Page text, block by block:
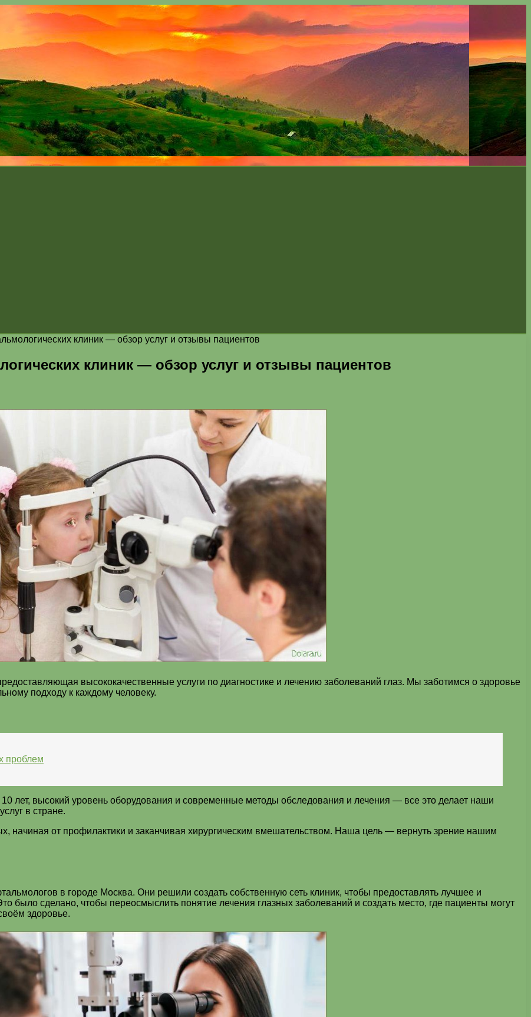
клиник — обзор услуг и отзывы пациентов
клиник — обзор услуг и отзывы пациентов
высококачественные услуги по диагностике и лечению заболеваний глаз. Мы заботимся о здоровье
подходу к каждому человеку.
проблем
лет, высокий уровень оборудования и современные методы обследования и лечения — все это делает наши
в стране.
начиная от профилактики и заканчивая хирургическим вмешательством. Наша цель — вернуть зрение нашим
в городе Москва. Они решили создать собственную сеть клиник, чтобы предоставлять лучшее и
было сделано, чтобы переосмыслить понятие лечения глазных заболеваний и создать место, где пациенты могут
здоровье.